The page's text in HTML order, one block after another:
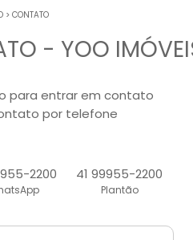
> CONTATO
- YOO
para entrar em contato
por telefone
2200 41 99955-2200
Plantão